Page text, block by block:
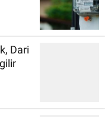
Dari